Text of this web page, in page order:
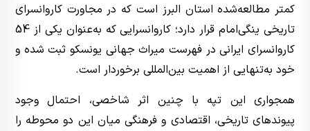
کمتر مطالعه‌شده استان البرز است که در مجاورت کاروانسرای
تاریخی ینگی‌امام قرار دارد؛ کاروانسرایی که به‌عنوان یکی از 54
کاروانسرای ایرانی در فهرست میراث جهانی یونسکو ثبت شده و
خود به‌تنهایی از اهمیت بین‌المللی برخوردار است.
همجواری این تپه با چنین اثر شاخصی، احتمال وجود
پیوندهای تاریخی، اقتصادی و فرهنگی میان این دو محوطه را